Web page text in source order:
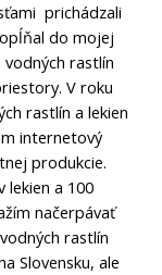
prichádzali
do mojej
rastlín
V roku
rastlín a lekien
internetový
produkcie.
lekien a 100
načerpávať
rastlín
Slovensku, ale